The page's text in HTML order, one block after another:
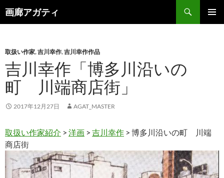
画廊アガティ
索
ン
へ
ス
キ
ッ
取扱い作家,吉川幸作,吉川幸作作品
吉川幸作「博多川沿いの
町 川端商店街」
2017年12月27日 AGAT_MASTER
取扱い作家紹介 > 洋画 > 吉川幸作 > 博多川沿いの町 川端
商店街